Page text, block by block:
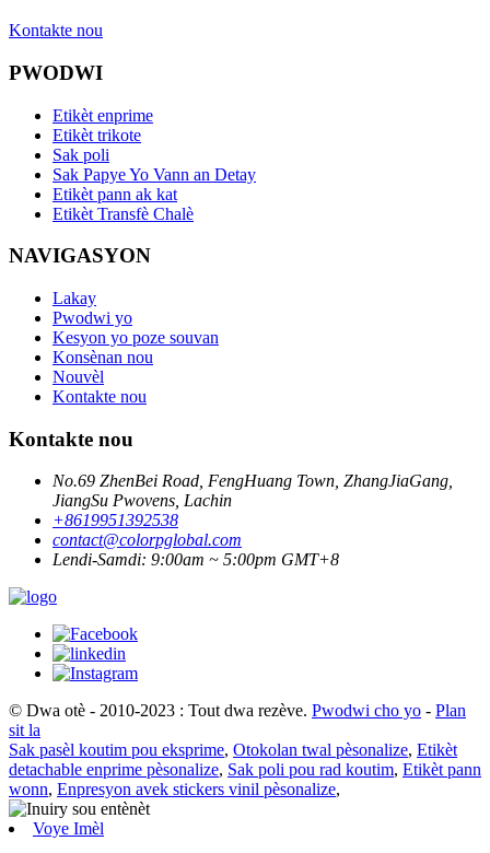
Kontakte nou
PWODWI
Etikèt enprime
Etikèt trikote
Sak poli
Sak Papye Yo Vann an Detay
Etikèt pann ak kat
Etikèt Transfè Chalè
NAVIGASYON
Lakay
Pwodwi yo
Kesyon yo poze souvan
Konsènan nou
Nouvèl
Kontakte nou
Kontakte nou
No.69 ZhenBei Road, FengHuang Town, ZhangJiaGang,
JiangSu Pwovens, Lachin
+8619951392538
contact@colorpglobal.com
Lendi-Samdi: 9:00am ~ 5:00pm GMT+8
© Dwa otè - 2010-2023 : Tout dwa rezève. Pwodwi cho yo - Plan
sit la
Sak pasèl koutim pou eksprime, Otokolan twal pèsonalize, Etikèt
detachable enprime pèsonalize, Sak poli pou rad koutim, Etikèt pann
wonn, Enpresyon avek stickers vinil pèsonalize,
Voye Imèl